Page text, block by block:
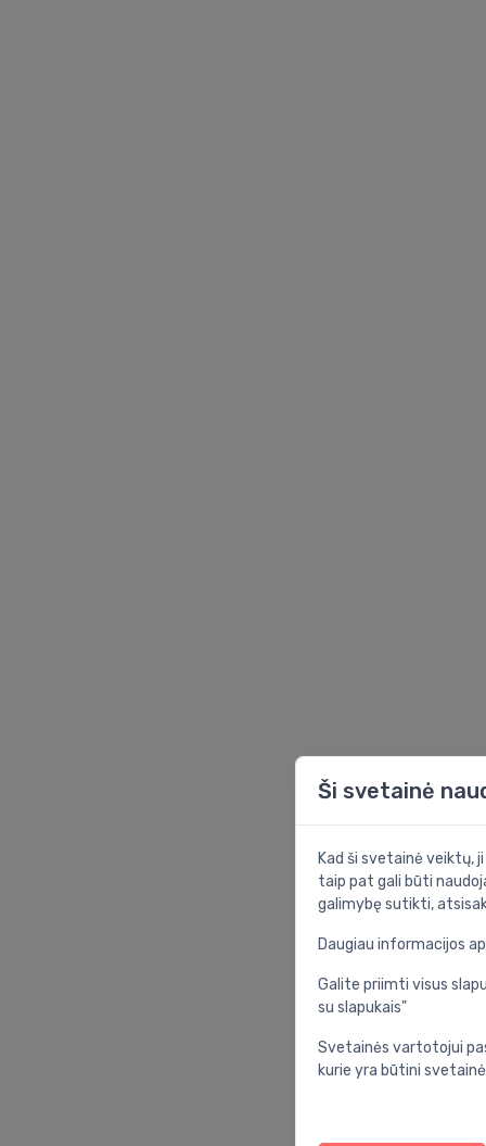
Ši svetainė
Kad ši svetainė veiktų,
taip pat gali būti
galimybę sutikti,
Daugiau informacijos
Galite priimti visus
su slapukais"
Svetainės vartotojui
kurie yra būtini